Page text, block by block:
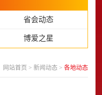
省会动态
博爱之星
网站首页 > 新闻动态> 各地动态